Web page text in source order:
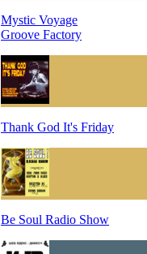
Mystic Voyage
Groove Factory
Thank God It's Friday
Be Soul Radio Show